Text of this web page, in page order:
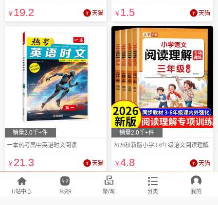
¥19.2 天猫 ¥1.5 天猫
销量2.0千+件
一本热考高中英语时文阅读
¥21.3 天猫
销量2.0千+件
2026秋新版小学3-6年级语文阅读理解
¥4.8 天猫

U站中心

9块9

聚/淘

分类

我的